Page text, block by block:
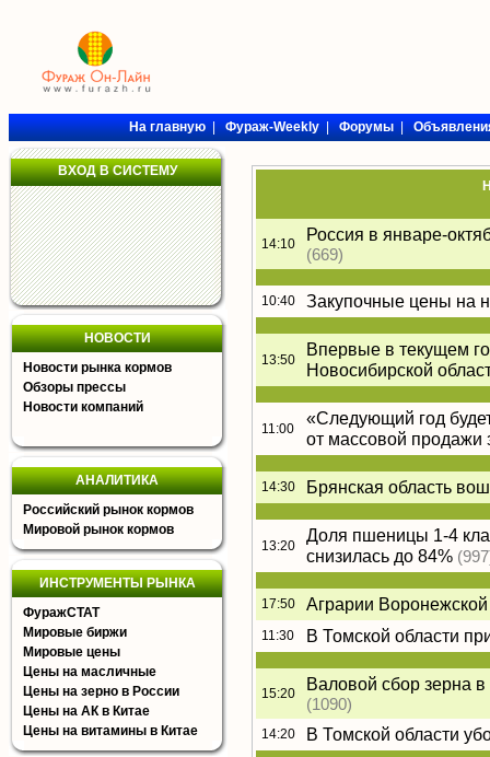
На главную|Фураж-Weekly|Форумы|
ВХОД В СИСТЕМУ
НОВОСТИ
Новости рынка кормов
Обзоры прессы
Новости компаний
АНАЛИТИКА
Российский рынок кормов
Мировой рынок кормов
ИНСТРУМЕНТЫ РЫНКА
ФуражСТАТ
Мировые биржи
Мировые цены
Цены на масличные
Цены на зерно в России
Цены на АК в Китае
Цены на витамины в Китае
14:10 Россия в январе-
(669)
10:40 Закупочные цены на
13:50
Впервые в текущем
Новосибирской
11:00
«Следующий год
от массовой продажи
14:30 Брянская область
13:20
Доля пшеницы 1-4
снизилась до 84%
17:50 Аграрии
11:30 В Томской области
15:20 Валовой сбор зерна
(1090)
14:20 В Томской области